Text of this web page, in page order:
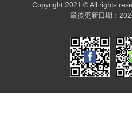
Copyright 2021 © All rights
最後更新日期：